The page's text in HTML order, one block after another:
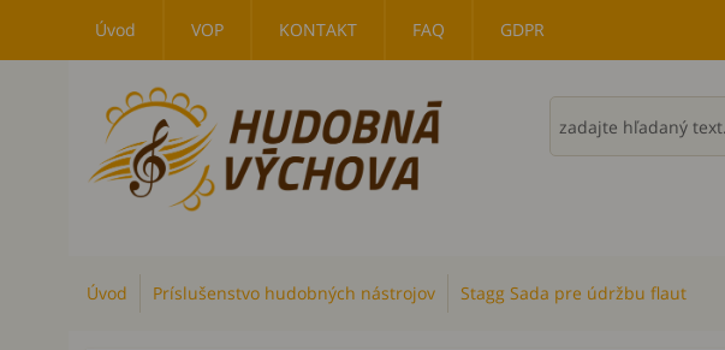
Úvod VOP KONTAKT FAQ GDPR
Úvod Príslušenstvo hudobných nástrojov Stagg Sada pre údržbu flaut